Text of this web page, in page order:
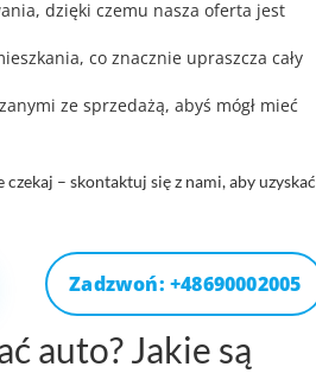
dzięki czemu nasza oferta jest
co znacznie upraszcza cały
ze sprzedażą, abyś mógł mieć
– skontaktuj się z nami, aby uzyskać
Zadzwoń: +48690002005
auto? Jakie są